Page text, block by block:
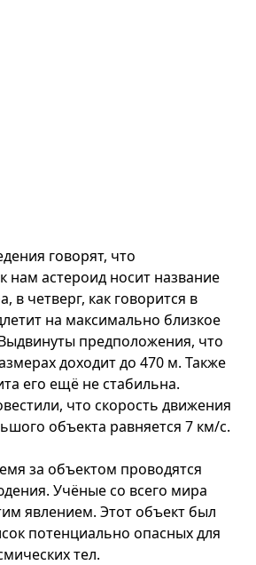
говорят, что
астероид носит название
в четверг, как говорится в
на максимально близкое
предположения, что
доходит до 470 м. Также
его ещё не стабильна.
что скорость движения
объекта равняется 7 км/с.
за объектом проводятся
Учёные со всего мира
явлением. Этот объект был
потенциально опасных для
тел.